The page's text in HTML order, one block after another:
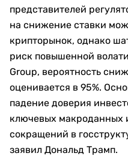
представителей
на снижение ставки
крипторынок, однако
риск повышенной
Group, вероятность
оценивается в 95%.
падение доверия
ключевых макроданных
сокращений в
заявил Дональд Трамп.